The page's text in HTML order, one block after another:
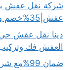
عفش|35%خصم وخدمات احترافية اتصل الان
العفش فك وتركيب
ضمان